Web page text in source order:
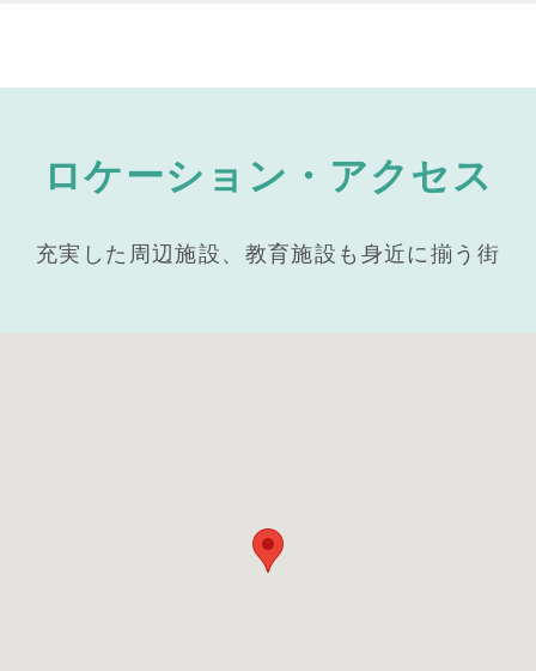
ロケーション・アクセス
充実した周辺施設、教育施設も身近に揃う街